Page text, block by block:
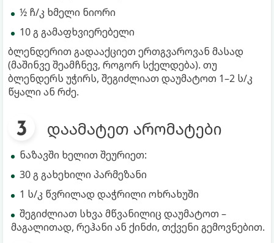
½ ჩ/კ ხმელი ნიორი
10 გ გამაფხვიერებელი
ბლენდერით გადააქციეთ ერთგვაროვან მასად
(მაშინვე შეამჩნევ, როგორ სქელდება). თუ
ბლენდერს უჭირს, შეგიძლიათ დაუმატოთ 1–2 ს/კ
წყალი ან რძე.
დაამატეთ არომატები
ნაზავში ხელით შეურიეთ:
30 გ გახეხილი პარმეზანი
1 ს/კ წვრილად დაჭრილი ოხრახუში
შეგიძლიათ სხვა მწვანილიც დაუმატოთ –
მაგალითად, რეჰანი ან ქინძი, თქვენი გემოვნებით.